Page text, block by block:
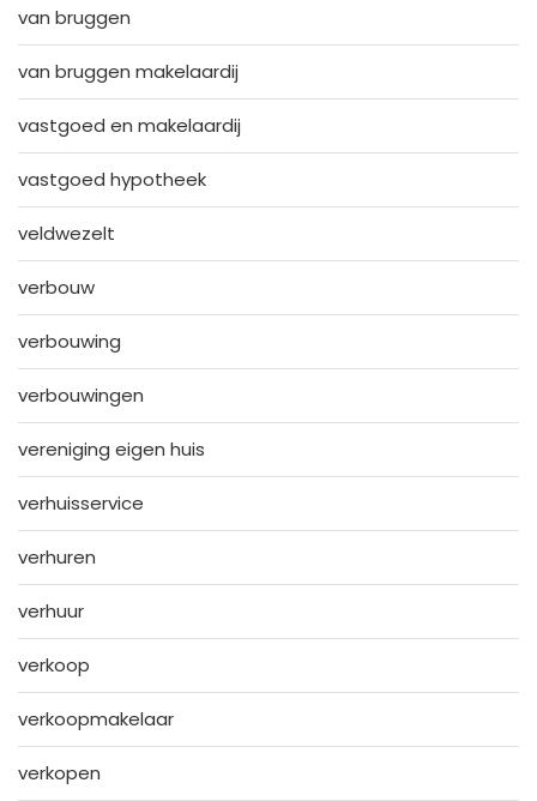
van bruggen
van bruggen makelaardij
vastgoed en makelaardij
vastgoed hypotheek
veldwezelt
verbouw
verbouwing
verbouwingen
vereniging eigen huis
verhuisservice
verhuren
verhuur
verkoop
verkoopmakelaar
verkopen